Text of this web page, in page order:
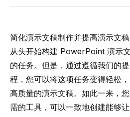
简化演示文稿制作并提高演示文
从头开始构建 PowerPoint 演示
的任务。但是，通过遵循我们的
程，您可以将这项任务变得轻松
高质量的演示文稿。如此一来，
需的工具，可以一致地创建能够